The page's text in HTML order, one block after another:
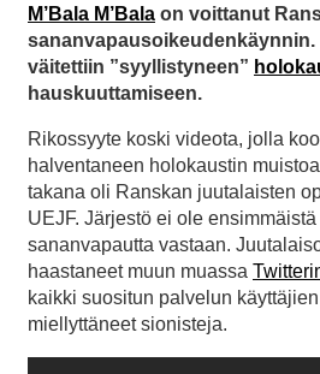
M’Bala M’Bala on voittanut
sananvapausoikeudenkäynnin.
väitettiin ”syyllistyneen”
hauskuuttamiseen.
Rikossyyte koski videota, jolla
halventaneen holokaustin
takana oli Ranskan juutalaisten
UEJF. Järjestö ei ole
sananvapautta vastaan.
haastaneet muun muassa
kaikki suositun palvelun käyttäjien
miellyttäneet sionisteja.